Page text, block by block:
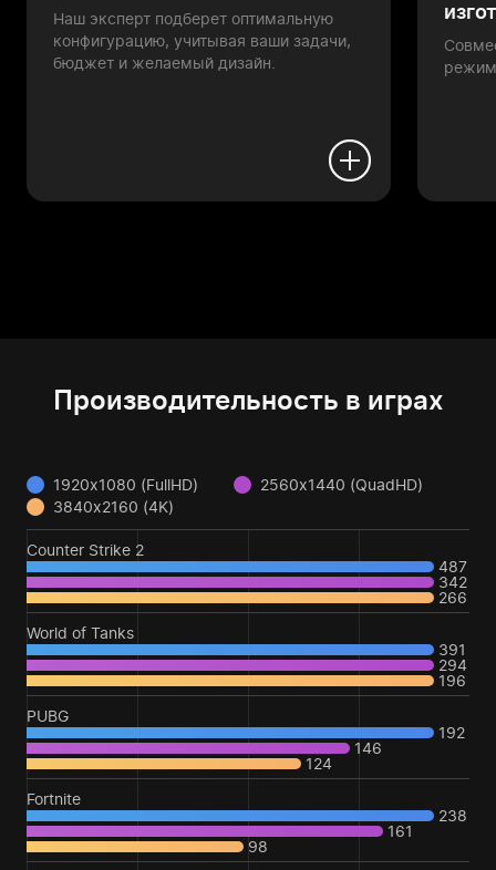
Наш эксперт подберет оптимальную
конфигурацию, учитывая ваши задачи,
бюджет и желаемый дизайн.
Производительность в играх
1920x1080 (FullHD)
2560x1440 (QuadHD)
3840x2160 (4K)
Counter Strike 2
487
342
266
World of Tanks
391
294
196
PUBG
192
146
124
Fortnite
238
161
98